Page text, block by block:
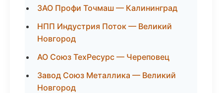
ЗАО Профи Точмаш — Калининград
НПП Индустрия Поток — Великий
Новгород
АО Союз ТехРесурс — Череповец
Завод Союз Металлика — Великий
Новгород